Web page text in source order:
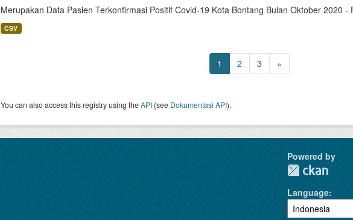
Merupakan Data Pasien Terkonfirmasi Positif Covid-19 Kota Bontang Bulan Oktober 2020 -
CSV
1 2 3 »
You can also access this registry using theAPI(see Dokumentasi API).
Powered by
Language